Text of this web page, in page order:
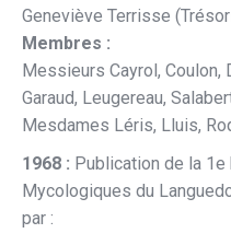
Geneviève Terrisse
Membres :
Messieurs Cayrol, Coulon,
Garaud, Leugereau,
Mesdames Léris, Lluis,
1968 : Publication de la
Mycologiques du
par :